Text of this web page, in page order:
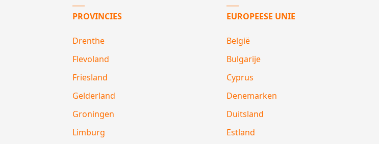
PROVINCIES
Drenthe
Flevoland
Friesland
Gelderland
Groningen
Limburg
EUROPEESE UNIE
België
Bulgarije
Cyprus
Denemarken
Duitsland
Estland